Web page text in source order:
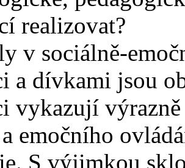
realizovat?
v sociálně-
a dívkami jsou
vykazují
a emočního
S výjimkou